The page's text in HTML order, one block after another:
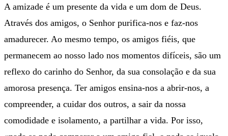
A amizade é um presente da vida e um dom de Deus.
Através dos amigos, o Senhor purifica-nos e faz-nos
amadurecer. Ao mesmo tempo, os amigos fiéis, que
permanecem ao nosso lado nos momentos difíceis, são um
reflexo do carinho do Senhor, da sua consolação e da sua
amorosa presença. Ter amigos ensina-nos a abrir-nos, a
compreender, a cuidar dos outros, a sair da nossa
comodidade e isolamento, a partilhar a vida. Por isso,